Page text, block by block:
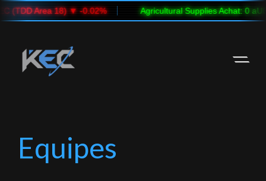
Agricultural Supplies Achat: 0 aUEC (TDD New
Equipes